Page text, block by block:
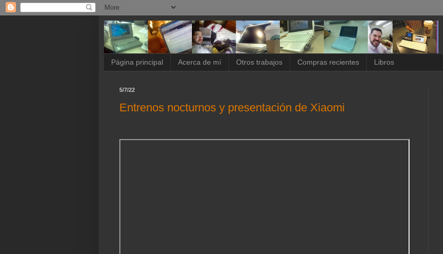
Página principal Acerca de mí Otros trabajos Compras recientes Libros
5/7/22
Entrenos nocturnos y presentación de Xiaomi